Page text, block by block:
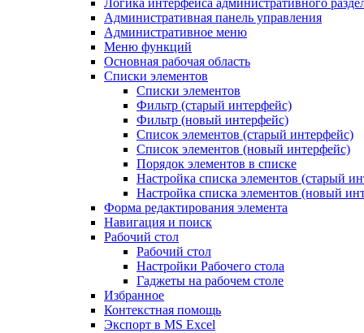
Логика интерфейса административного
Административная панель управления
Административное меню
Меню функций
Основная рабочая область
Списки элементов
Списки элементов
Фильтр (старый интерфейс)
Фильтр (новый интерфейс)
Список элементов (старый интерфейс)
Список элементов (новый интерфейс)
Порядок элементов в списке
Настройка списка элементов (старый
Настройка списка элементов (новый
Форма редактирования элемента
Навигация и поиск
Рабочий стол
Рабочий стол
Настройки Рабочего стола
Гаджеты на рабочем столе
Избранное
Контекстная помощь
Экспорт в MS Excel